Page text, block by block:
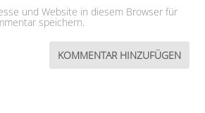
und Website in diesem Browser für
speichern.